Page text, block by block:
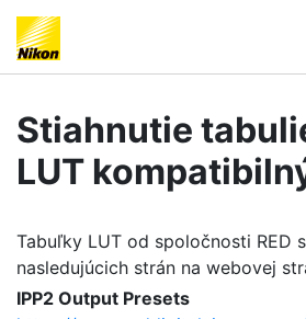
Stiahnutie
LUT
Tabuľky LUT od spoločnosti RED
nasledujúcich strán na webovej
IPP2 Output Presets